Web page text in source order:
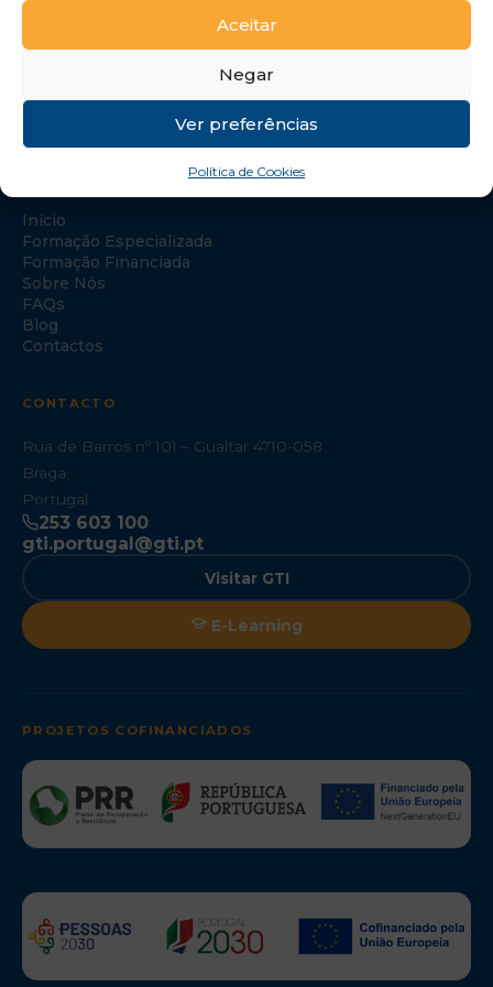
Aceitar
Negar
Ver preferências
Política de Cookies
Início
Formação Especializada
Formação Financiada
Sobre Nós
FAQs
Blog
Contactos
CONTACTO
Rua de Barros nº 101 – Gualtar 4710-058
Braga
Portugal
253 603 100
gti.portugal@gti.pt
Visitar GTI
E-Learning
PROJETOS COFINANCIADOS